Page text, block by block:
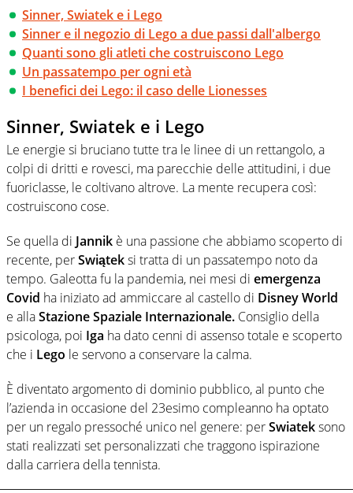
Sinner, Swiatek e i Lego
Sinner e il negozio di Lego a due passi dall'albergo
Quanti sono gli atleti che costruiscono Lego
Un passatempo per ogni età
I benefici dei Lego: il caso delle Lionesses
Sinner, Swiatek e i Lego
Le energie si bruciano tutte tra le linee di un rettangolo, a
colpi di dritti e rovesci, ma parecchie delle attitudini, i due
fuoriclasse, le coltivano altrove. La mente recupera così:
costruiscono cose.
Se quella di Jannik è una passione che abbiamo scoperto di
recente, perSwiąteksi tratta di un passatempo noto da
tempo. Galeotta fu la pandemia, nei mesi di emergenza
Covid ha iniziato ad ammiccare al castello di Disney World
e allaStazione Spaziale Internazionale. Consiglio della
psicologa, poi Iga ha dato cenni di assenso totale e scoperto
che i Lego le servono a conservare la calma.
È diventato argomento di dominio pubblico, al punto che
l’azienda in occasione del 23esimo compleanno ha optato
per un regalo pressoché unico nel genere: perSwiateksono
stati realizzati set personalizzati che traggono ispirazione
dalla carriera della tennista.